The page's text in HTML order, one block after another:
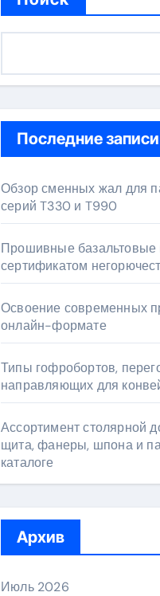
Последние записи
Обзор сменных жал для
серий T330 и T990
Прошивные базальтовые
сертификатом
Освоение современных
онлайн-формате
Типы гофробортов,
направляющих для
Ассортимент столярной
щита, фанеры, шпона и
каталоге
Архив
Июль 2026